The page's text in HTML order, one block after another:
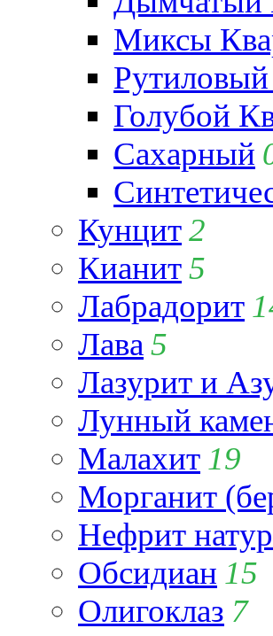
Миксы
Голубой
Сахарный
Кунцит2
Кианит5
Лабрадорит
Лава 5
Лазурит и
Лунный
Малахит 19
Морганит
Нефрит
Обсидиан 15
Олигоклаз 7